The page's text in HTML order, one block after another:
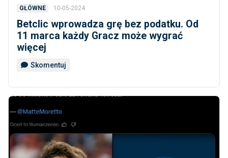
GŁÓWNE 10-05-2024
Betclic wprowadza grę bez podatku. Od
11 marca każdy Gracz może wygrać
więcej
Skomentuj